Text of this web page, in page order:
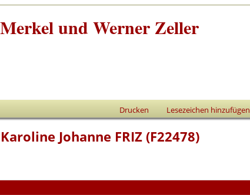
und Werner Zeller
Drucken Lesezeichen hinzufügen
Johanne FRIZ (F22478)